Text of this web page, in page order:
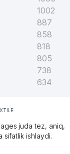
1002
887
858
818
805
738
634
juda tez, aniq,
sifatlik ishlaydi.